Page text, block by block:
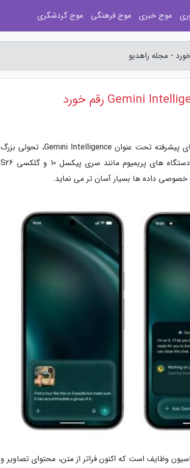
به گزارش مجله راهدیو، گوگل با معرفی مجموعه ای از قابلیت های پیشرفته تحت عنوان Gemini Intelligence، تحولی بزرگ
در زیست بوم اندروید ایجاد کرد. این هوش مصنوعی که برای دستگاه های پریمیوم مانند سری پیکسل 10 و گلکسی S26
داده ها بسیار آسان تر می نماید.
وظایف است که اکنون فراتر از متن، محتوای تصاویر و
موج خبری موج فرهنگی موج گردشگری